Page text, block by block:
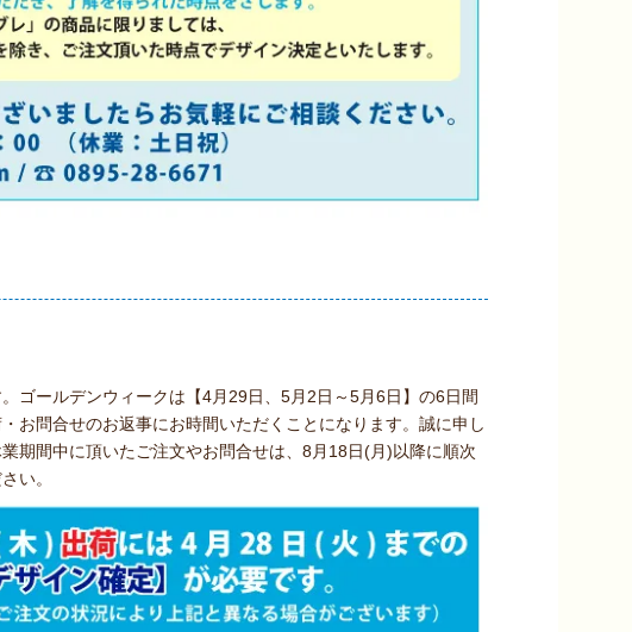
ゴールデンウィークは【4月29日、5月2日～5月6日】の6日間
お問合せのお返事にお時間いただくことになります。誠に申し
期間中に頂いたご注文やお問合せは、8月18日(月)以降に順次
い。